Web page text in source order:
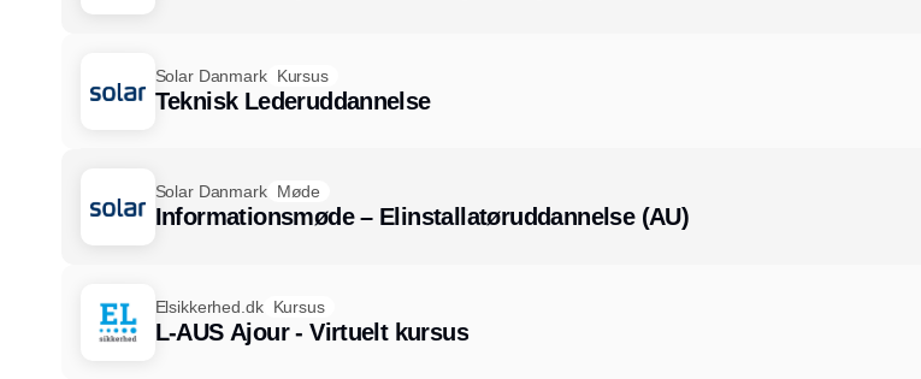
Solar Danmark Kursus
Teknisk Lederuddannelse
Solar Danmark Møde
Informationsmøde – Elinstallatøruddannelse (AU)
Elsikkerhed.dk Kursus
L-AUS Ajour - Virtuelt kursus